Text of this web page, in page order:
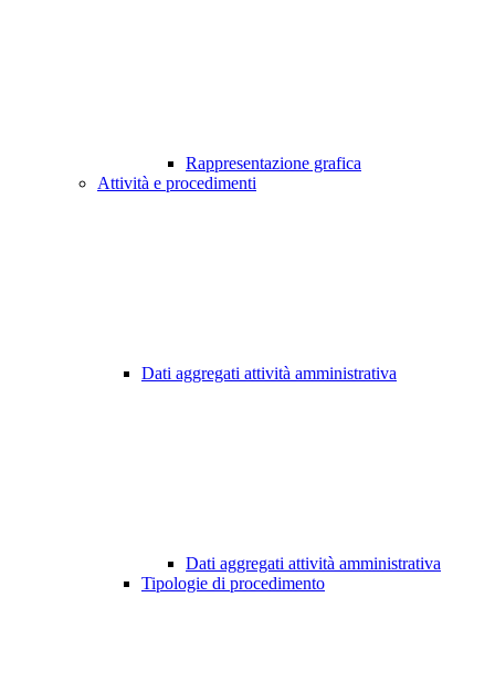
Rappresentazione grafica
Attività e procedimenti
Dati aggregati attività amministrativa
Dati aggregati attività amministrativa
Tipologie di procedimento